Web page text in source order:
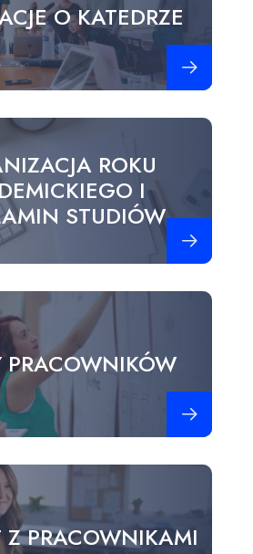
O KATEDRZE
ROKU
I
STUDIÓW
PRACOWNIKÓW
Z PRACOWNIKAMI